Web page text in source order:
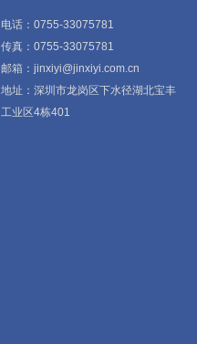
电话：0755-33075781
传真：0755-33075781
邮箱：jinxiyi@jinxiyi.com.cn
地址：深圳市龙岗区下水径湖北宝丰
工业区4栋401